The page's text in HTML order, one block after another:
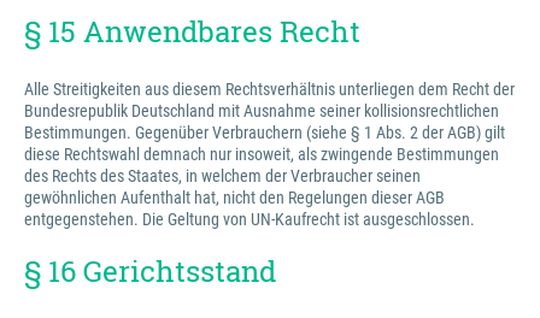
§ 15 Anwendbares Recht
Alle Streitigkeiten aus diesem Rechtsverhältnis unterliegen dem Recht der
Bundesrepublik Deutschland mit Ausnahme seiner kollisionsrechtlichen
Bestimmungen. Gegenüber Verbrauchern (siehe § 1 Abs. 2 der AGB) gilt
diese Rechtswahl demnach nur insoweit, als zwingende Bestimmungen
des Rechts des Staates, in welchem der Verbraucher seinen
gewöhnlichen Aufenthalt hat, nicht den Regelungen dieser AGB
entgegenstehen. Die Geltung von UN-Kaufrecht ist ausgeschlossen.
§ 16 Gerichtsstand